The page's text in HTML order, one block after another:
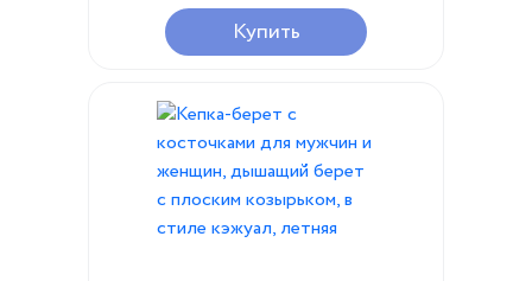
шапки для женщин, повседневные
Купить